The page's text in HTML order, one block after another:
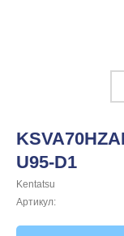
U95-D1
Kentatsu
Артикул: